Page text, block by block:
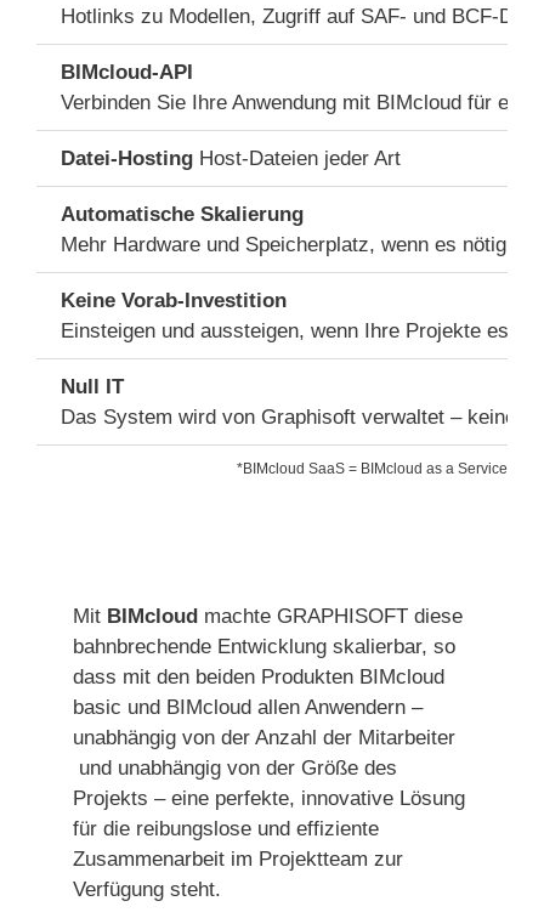
Hotlinks zu Modellen, Zugriff auf SAF- und BCF-
BIMcloud-API
Verbinden Sie Ihre Anwendung mit BIMcloud für
Datei-HostingHost-Dateien jeder Art
Automatische Skalierung
Mehr Hardware und Speicherplatz, wenn es nötig ist
Keine Vorab-Investition
Einsteigen und aussteigen, wenn Ihre Projekte es
Null IT
Das System wird von Graphisoft verwaltet – keine
*BIMcloud SaaS = BIMcloud as a Service
Mit BIMcloudmachte GRAPHISOFT diese
bahnbrechende Entwicklung skalierbar, so
dass mit den beiden Produkten BIMcloud
basic und BIMcloud allen Anwendern –
unabhängig von der Anzahl der Mitarbeiter
und unabhängig von der Größe des
Projekts – eine perfekte, innovative Lösung
für die reibungslose und effiziente
Zusammenarbeit im Projektteam zur
Verfügung steht.